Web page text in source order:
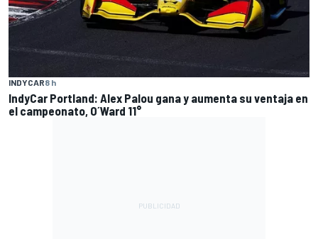
INDYCAR8 h
IndyCar Portland: Alex Palou gana y aumenta su ventaja en
el campeonato, O´Ward 11°